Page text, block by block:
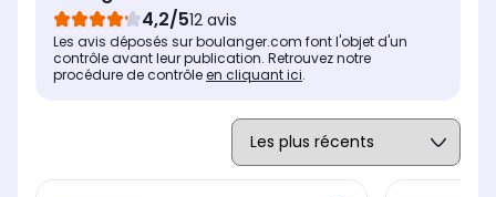
4,2/512 avis
Les avis déposés sur boulanger.com font l'objet d'un
contrôle avant leur publication. Retrouvez notre
procédure de contrôleen cliquant ici.